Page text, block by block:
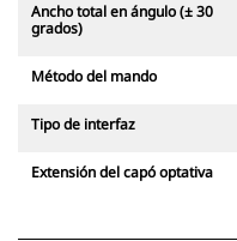
Ancho total en ángulo (± 30
grados)
Método del mando
Tipo de interfaz
Extensión del capó optativa